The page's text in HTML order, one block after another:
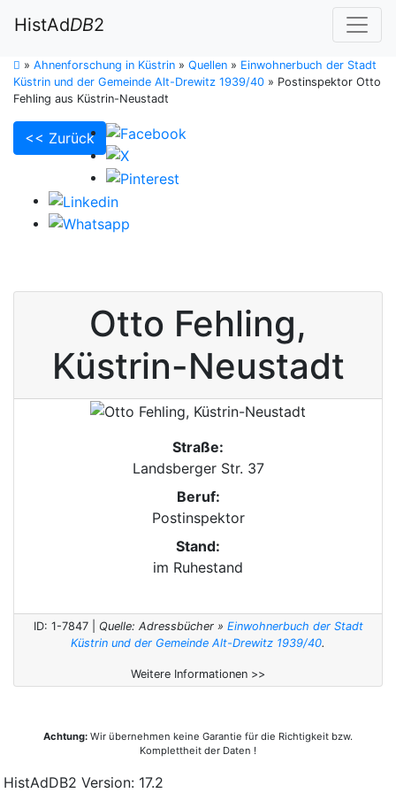
HistAdDB2
» Ahnenforschung in Küstrin » Quellen » Einwohnerbuch der Stadt
Küstrin und der Gemeinde Alt-Drewitz 1939/40 » Postinspektor Otto
Fehling aus Küstrin-Neustadt
<< Zurück
Otto Fehling,
Küstrin-Neustadt
Straße:
Landsberger Str. 37
Beruf:
Postinspektor
Stand:
im Ruhestand
ID: 1-7847 | Quelle: Adressbücher » Einwohnerbuch der Stadt
Küstrin und der Gemeinde Alt-Drewitz 1939/40.
Weitere Informationen >>
Achtung: Wir übernehmen keine Garantie für die Richtigkeit bzw.
Komplettheit der Daten !
HistAdDB2 Version: 17.2